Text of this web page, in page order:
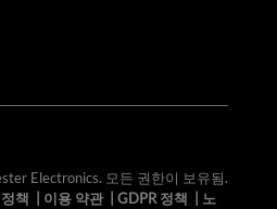
Electronics. 모든 권한이 보유됨.
책 이용 약관| GDPR 정책
노